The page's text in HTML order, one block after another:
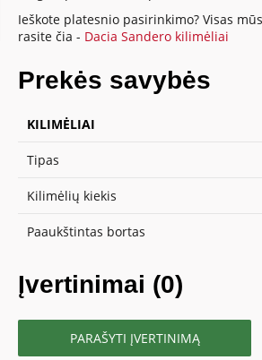
Ieškote platesnio pasirinkimo? Visas
rasite čia - Dacia Sandero kilimėliai
Prekės savybės
KILIMĖLIAI
Tipas
Kilimėlių kiekis
Paaukštintas bortas
Įvertinimai (0)
PARAŠYTI ĮVERTINIMĄ